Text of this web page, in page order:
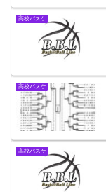
高校バスケ
高校バスケ
高校バスケ